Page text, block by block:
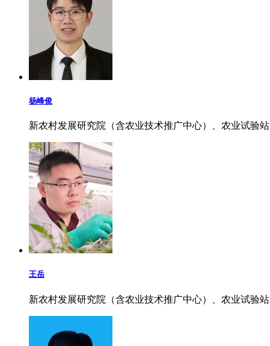
杨峰俊
新农村发展研究院（含农业技术推广中心）、农业试验站
王岳
新农村发展研究院（含农业技术推广中心）、农业试验站